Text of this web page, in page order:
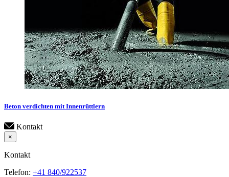
Beton verdichten mit Innenrüttlern
Kontakt
×
Kontakt
Telefon: +41 840/922537